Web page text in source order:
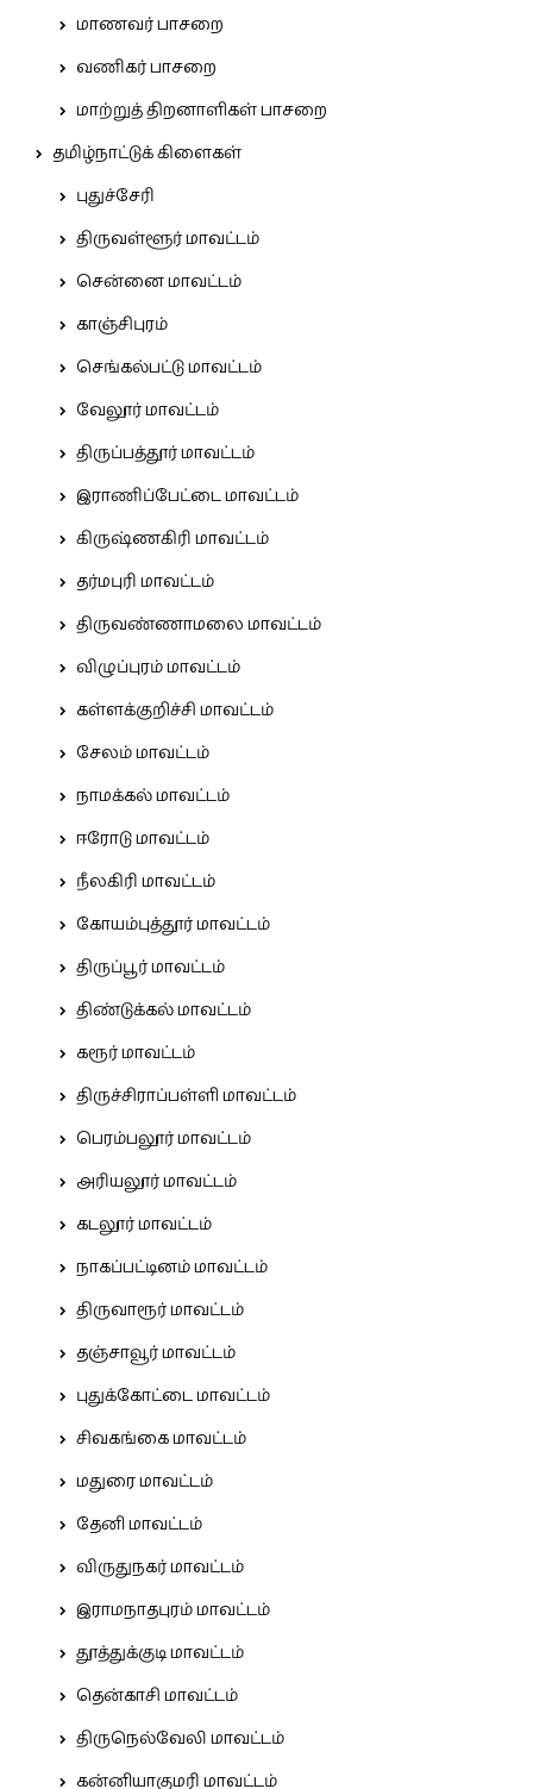
மாணவர் பாசறை
வணிகர் பாசறை
மாற்றுத் திறனாளிகள் பாசறை
தமிழ்நாட்டுக் கிளைகள்
புதுச்சேரி
திருவள்ளூர் மாவட்டம்
சென்னை மாவட்டம்
காஞ்சிபுரம்
செங்கல்பட்டு மாவட்டம்
வேலூர் மாவட்டம்
திருப்பத்தூர் மாவட்டம்
இராணிப்பேட்டை மாவட்டம்
கிருஷ்ணகிரி மாவட்டம்
தர்மபுரி மாவட்டம்
திருவண்ணாமலை மாவட்டம்
விழுப்புரம் மாவட்டம்
கள்ளக்குறிச்சி மாவட்டம்
சேலம் மாவட்டம்
நாமக்கல் மாவட்டம்
ஈரோடு மாவட்டம்
நீலகிரி மாவட்டம்
கோயம்புத்தூர் மாவட்டம்
திருப்பூர் மாவட்டம்
திண்டுக்கல் மாவட்டம்
கரூர் மாவட்டம்
திருச்சிராப்பள்ளி மாவட்டம்
பெரம்பலூர் மாவட்டம்
அரியலூர் மாவட்டம்
கடலூர் மாவட்டம்
நாகப்பட்டினம் மாவட்டம்
திருவாரூர் மாவட்டம்
தஞ்சாவூர் மாவட்டம்
புதுக்கோட்டை மாவட்டம்
சிவகங்கை மாவட்டம்
மதுரை மாவட்டம்
தேனி மாவட்டம்
விருதுநகர் மாவட்டம்
இராமநாதபுரம் மாவட்டம்
தூத்துக்குடி மாவட்டம்
தென்காசி மாவட்டம்
திருநெல்வேலி மாவட்டம்
கன்னியாகுமரி மாவட்டம்